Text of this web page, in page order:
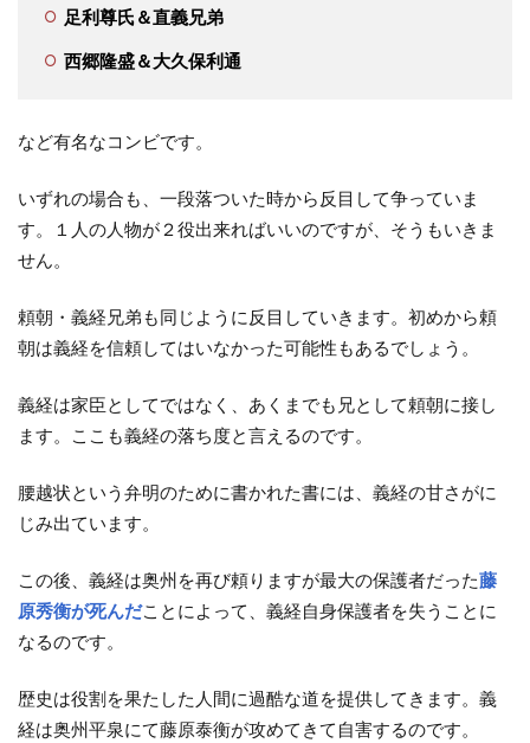
足利尊氏＆直義兄弟
西郷隆盛＆大久保利通
など有名なコンビです。
いずれの場合も、一段落ついた時から反目して争っていま
す。１人の人物が２役出来ればいいのですが、そうもいきま
せん。
頼朝・義経兄弟も同じように反目していきます。初めから頼
朝は義経を信頼してはいなかった可能性もあるでしょう。
義経は家臣としてではなく、あくまでも兄として頼朝に接し
ます。ここも義経の落ち度と言えるのです。
腰越状という弁明のために書かれた書には、義経の甘さがに
じみ出ています。
この後、義経は奥州を再び頼りますが最大の保護者だった藤
原秀衡が死んだことによって、義経自身保護者を失うことに
なるのです。
歴史は役割を果たした人間に過酷な道を提供してきます。義
経は奥州平泉にて藤原泰衡が攻めてきて自害するのです。